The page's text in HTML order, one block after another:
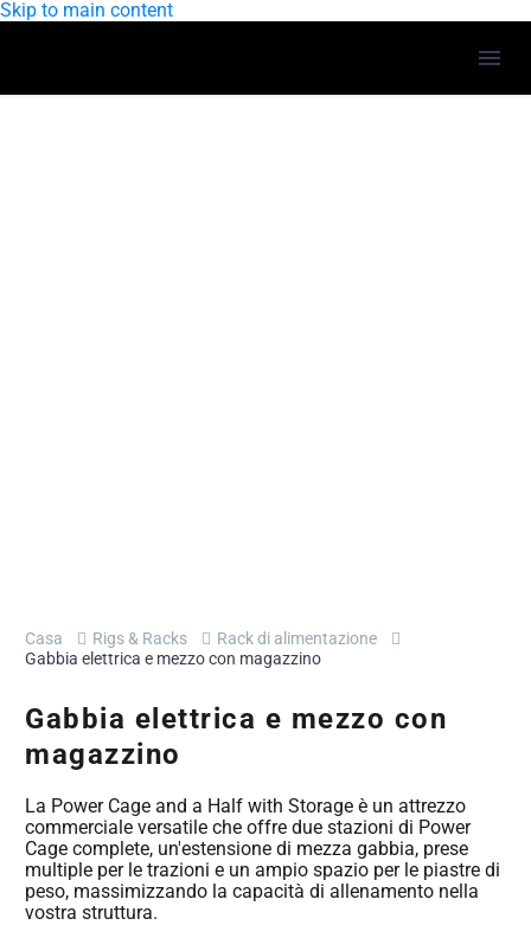
Skip to main content
Casa Rigs & Racks
Rack di alimentazione
Gabbia elettrica e mezzo con magazzino
Gabbia elettrica e mezzo con
magazzino
La Power Cage and a Half with Storage è un attrezzo
commerciale versatile che offre due stazioni di Power
Cage complete, un'estensione di mezza gabbia, prese
multiple per le trazioni e un ampio spazio per le piastre di
peso, massimizzando la capacità di allenamento nella
vostra struttura.